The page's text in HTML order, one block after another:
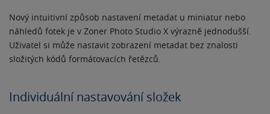
Nový intuitivní způsob nastavení metadat u miniatur nebo
náhledů fotek je v Zoner Photo Studio X výrazně jednodušší.
Uživatel si může nastavit zobrazení metadat bez znalosti
složitých kódů formátovacích řetězců.
Individuální nastavování složek